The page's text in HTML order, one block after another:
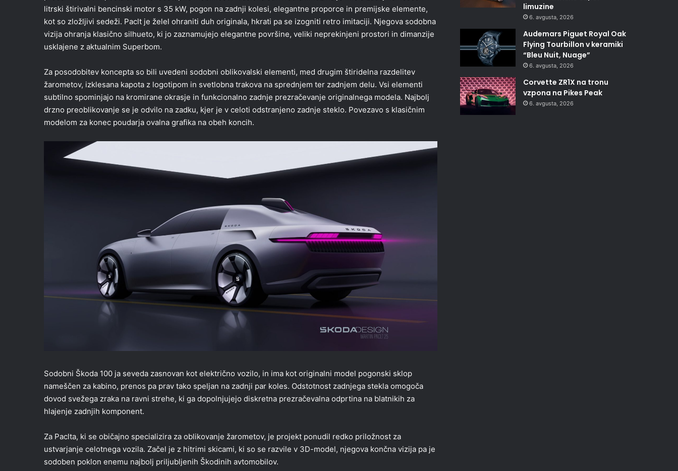
litrski štirivalni bencinski motor s 35 kW, pogon na zadnji kolesi, elegantne proporce in premijske elemente,
kot so zložljivi sedeži. Paclt je želel ohraniti duh originala, hkrati pa se izogniti retro imitaciji. Njegova sodobna
vizija ohranja klasično silhueto, ki jo zaznamujejo elegantne površine, veliki neprekinjeni prostori in dimanzije
usklajene z aktualnim Superbom.
Za posodobitev koncepta so bili uvedeni sodobni oblikovalski elementi, med drugim štiridelna razdelitev
žarometov, izklesana kapota z logotipom in svetlobna trakova na sprednjem ter zadnjem delu. Vsi elementi
subtilno spominjajo na kromirane okrasje in funkcionalno zadnje prezračevanje originalnega modela. Najbolj
drzno preoblikovanje se je odvilo na zadku, kjer je v celoti odstranjeno zadnje steklo. Povezavo s klasičnim
modelom za konec poudarja ovalna grafika na obeh koncih.
Sodobni Škoda 100 ja seveda zasnovan kot električno vozilo, in ima kot originalni model pogonski sklop
nameščen za kabino, prenos pa prav tako speljan na zadnji par koles. Odstotnost zadnjega stekla omogoča
dovod svežega zraka na ravni strehe, ki ga dopolnjujejo diskretna prezračevalna odprtina na blatnikih za
hlajenje zadnjih komponent.
Za Paclta, ki se običajno specializira za oblikovanje žarometov, je projekt ponudil redko priložnost za
ustvarjanje celotnega vozila. Začel je z hitrimi skicami, ki so se razvile v 3D-model, njegova končna vizija pa je
sodoben poklon enemu najbolj priljubljenih Škodinih avtomobilov.
limuzine
6. avgusta, 2026
Audemars Piguet Royal Oak
Flying Tourbillon v keramiki
“Bleu Nuit, Nuage”
6. avgusta, 2026
Corvette ZR1X na tronu
vzpona na Pikes Peak
6. avgusta, 2026